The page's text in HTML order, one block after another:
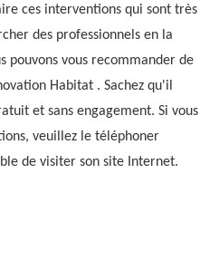
ces interventions qui sont très
des professionnels en la
pouvons vous recommander de
Habitat . Sachez qu'il
et sans engagement. Si vous
veuillez le téléphoner
de visiter son site Internet.